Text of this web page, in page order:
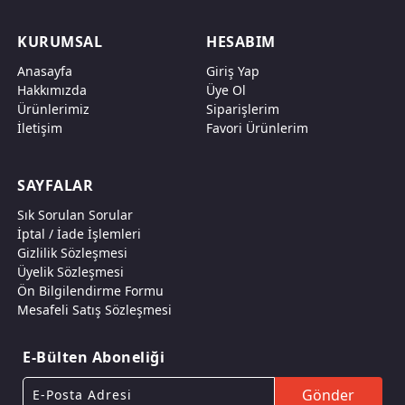
KURUMSAL
Anasayfa
Hakkımızda
Ürünlerimiz
İletişim
HESABIM
Giriş Yap
Üye Ol
Siparişlerim
Favori Ürünlerim
SAYFALAR
Sık Sorulan Sorular
İptal / İade İşlemleri
Gizlilik Sözleşmesi
Üyelik Sözleşmesi
Ön Bilgilendirme Formu
Mesafeli Satış Sözleşmesi
E-Bülten Aboneliği
Gönder